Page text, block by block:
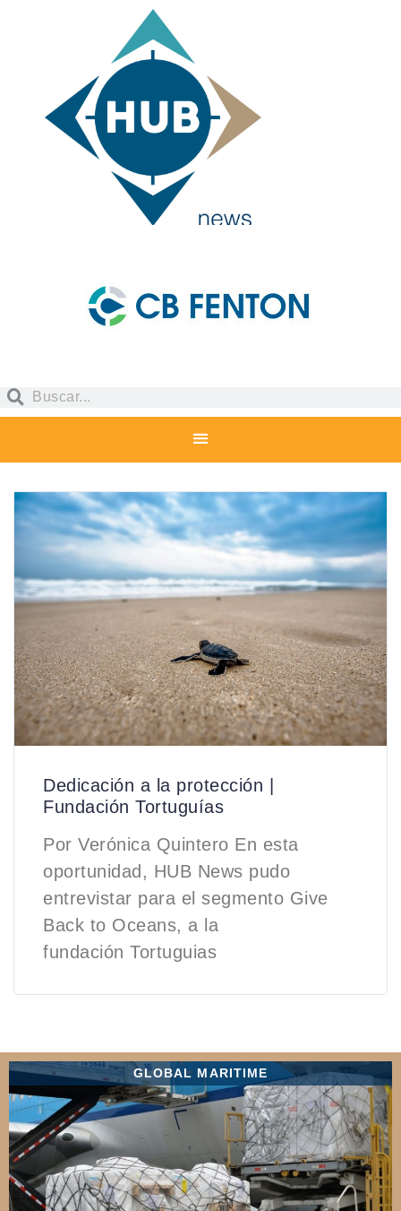
Dedicación a la protección |
Fundación Tortuguías
Por Verónica Quintero En esta
oportunidad, HUB News pudo
entrevistar para el segmento Give
Back to Oceans, a la
fundación Tortuguias
GLOBAL MARITIME